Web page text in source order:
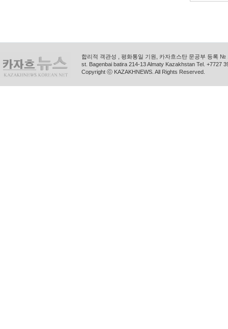
합리적 객관성 , 평화통일 기원, 카자흐스탄 문공부 등록
st. Bagenbai batira 214-13 Almaty Kazakhstan Tel. +7727
Copyright ⓒ KAZAKHNEWS. All Rights Reserved.